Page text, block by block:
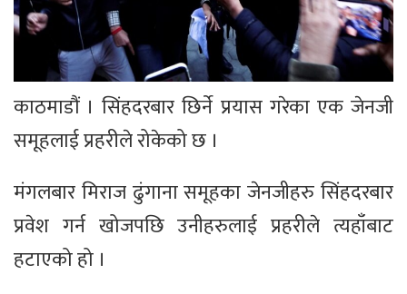
काठमाडौं । सिंहदरबार छिर्ने प्रयास गरेका एक जेनजी
समूहलाई प्रहरीले रोकेको छ ।
मंगलबार मिराज ढुंगाना समूहका जेनजीहरु सिंहदरबार
प्रवेश गर्न खोजपछि उनीहरुलाई प्रहरीले त्यहाँबाट
हटाएको हो ।